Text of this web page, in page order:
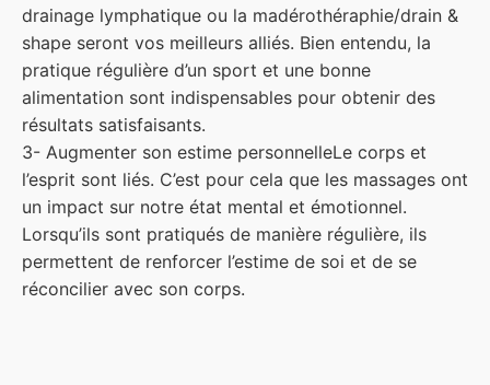
drainage lymphatique ou la madérothéraphie/drain &
shape seront vos meilleurs alliés. Bien entendu, la
pratique régulière d’un sport et une bonne
alimentation sont indispensables pour obtenir des
résultats satisfaisants.
3- Augmenter son estime personnelleLe corps et
l’esprit sont liés. C’est pour cela que les massages ont
un impact sur notre état mental et émotionnel.
Lorsqu’ils sont pratiqués de manière régulière, ils
permettent de renforcer l’estime de soi et de se
réconcilier avec son corps.